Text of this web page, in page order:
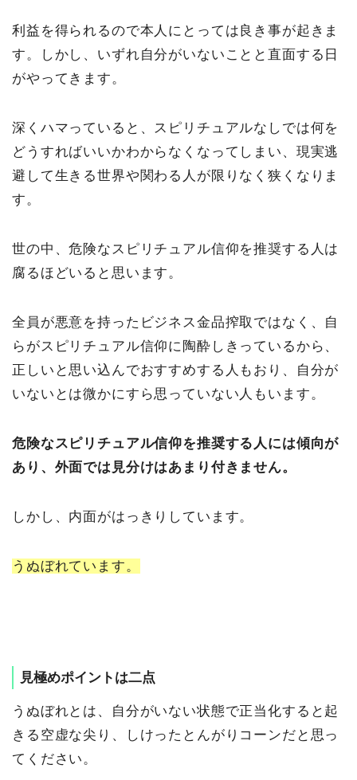
利益を得られるので本人にとっては良き事が起きま
す。しかし、いずれ自分がいないことと直面する日
がやってきます。
深くハマっていると、スピリチュアルなしでは何を
どうすればいいかわからなくなってしまい、現実逃
避して生きる世界や関わる人が限りなく狭くなりま
す。
世の中、危険なスピリチュアル信仰を推奨する人は
腐るほどいると思います。
全員が悪意を持ったビジネス金品搾取ではなく、自
らがスピリチュアル信仰に陶酔しきっているから、
正しいと思い込んでおすすめする人もおり、自分が
いないとは微かにすら思っていない人もいます。
危険なスピリチュアル信仰を推奨する人には傾向が
あり、外面では見分けはあまり付きません。
しかし、内面がはっきりしています。
うぬぼれています。
見極めポイントは二点
うぬぼれとは、自分がいない状態で正当化すると起
きる空虚な尖り、しけったとんがりコーンだと思っ
てください。